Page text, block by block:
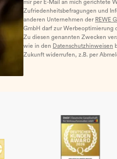
mir per E-Mail an mich gerichtete
Zufriedenheitsbefragungen und
anderen Unternehmen der REWE
GmbH darf zur Werbeoptimierung
Zu diesen genannten Zwecken
wie in den Datenschutzhinweisen
Zukunft widerrufen, z.B. per